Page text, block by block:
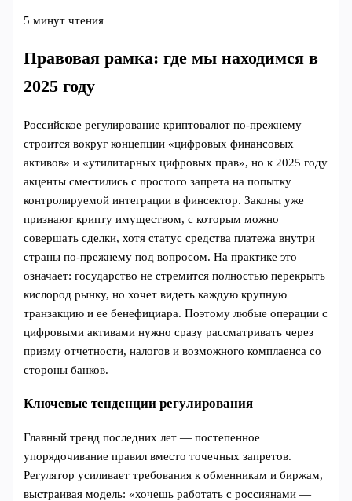
5 минут чтения
Правовая рамка: где мы находимся в
2025 году
Российское регулирование криптовалют по‑прежнему
строится вокруг концепции «цифровых финансовых
активов» и «утилитарных цифровых прав», но к 2025 году
акценты сместились с простого запрета на попытку
контролируемой интеграции в финсектор. Законы уже
признают крипту имуществом, с которым можно
совершать сделки, хотя статус средства платежа внутри
страны по-прежнему под вопросом. На практике это
означает: государство не стремится полностью перекрыть
кислород рынку, но хочет видеть каждую крупную
транзакцию и ее бенефициара. Поэтому любые операции с
цифровыми активами нужно сразу рассматривать через
призму отчетности, налогов и возможного комплаенса со
стороны банков.
Ключевые тенденции регулирования
Главный тренд последних лет — постепенное
упорядочивание правил вместо точечных запретов.
Регулятор усиливает требования к обменникам и биржам,
выстраивая модель: «хочешь работать с россиянами —